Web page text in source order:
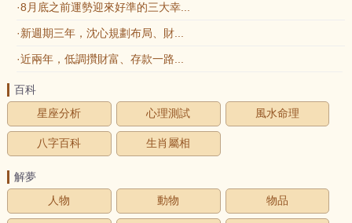
·8月底之前運勢迎來好準的三大幸...
·新週期三年，沈心規劃布局、財...
·近兩年，低調攢財富、存款一路...
百科
星座分析
心理測試 風水命理
八字百科 生肖屬相
解夢
人物
動物 物品